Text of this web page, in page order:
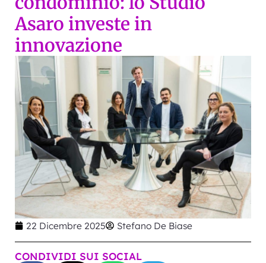
Asaro investe in
innovazione
22 Dicembre 2025 Stefano De Biase
CONDIVIDI SUI SOCIAL